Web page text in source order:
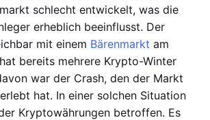
schlecht entwickelt, was die
erheblich beeinflusst. Der
mit einem Bärenmarkt am
bereits mehrere Krypto-Winter
war der Crash, den der Markt
hat. In einer solchen Situation
Kryptowährungen betroffen. Es